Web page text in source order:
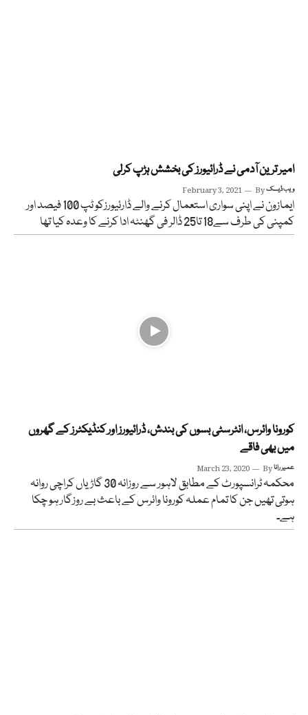
امیر ترین آدمی نے ڈرائیورز کی بخشش ہڑپ کرلی
February 3, 2021 Byویب ڈیسک
ایمازون نے اپنی سواری استعمال کرنے والے ڈارئیورزکو ٹپ 100 فیصد اور
کمپنی کی طرف سے18 تا25 ڈالر فی گھنٹہ ادا کرنے کا وعدہ کیا تھا
کورونا وائرس، انٹرسٹی بسوں کی بندش، ڈرائیورز اور کنڈیکٹرز کے گھروں
میں بھی فاقے
March 23, 2020 Byعمیر رانا
محکمہ ٹرانسپورٹ کے مطابق لاہور سے روزانہ 30 گاڑیاں کراچی روانہ
ہوتی تھیں جن کا تمام عملہ کورونا وائرس کے باعث بے روزگار ہو چکا
ہے۔